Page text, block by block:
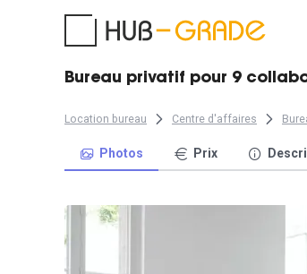
Bureau privatif pour 9
Location bureau Centre d'affaires
Photos Prix